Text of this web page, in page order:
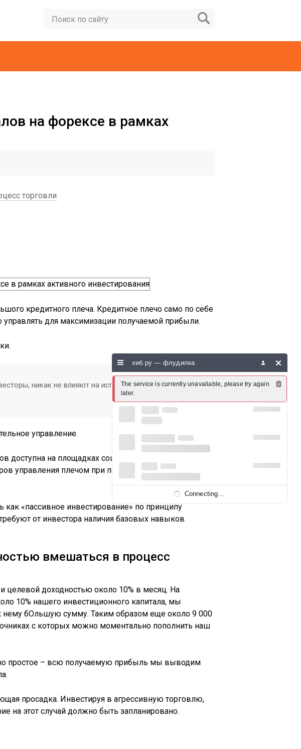
на форексе в рамках
торговли
кредитного плеча. Кредитное плечо само по себе
для максимизации получаемой прибыли.
никак не влияют на используемое в торговле
управление.
на площадках социальной торговли типа
управления плечом при подключении к торговым
«пассивное инвестирование» по принципу
от инвестора наличия базовых навыков
вмешаться в процесс
целевой доходностью около 10% в месяц. На
10% нашего инвестиционного капитала, мы
нему бОльшую сумму. Таким образом еще около 9 000
с которых можно моментально пополнить наш
простое – всю получаемую прибыль мы выводим
просадка. Инвестируя в агрессивную торговлю,
на этот случай должно быть запланировано.
хиб.ру — флудилка
The service is currently unavailable, please try again
later.
Connecting...